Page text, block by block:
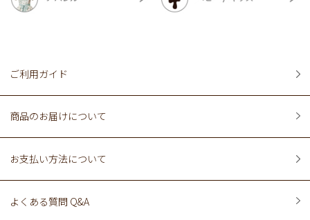
ご利用ガイド
商品のお届けについて
お支払い方法について
よくある質問 Q&A